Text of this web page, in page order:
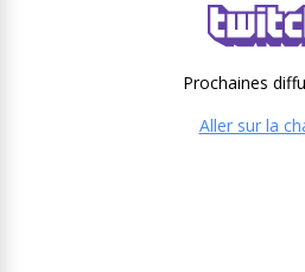
Prochaines
Aller sur la